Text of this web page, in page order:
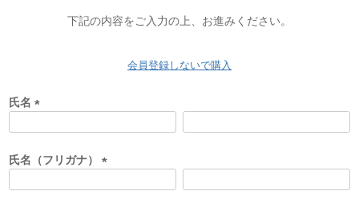
下記の内容をご入力の上、お進みください。
会員登録しないで購入
氏名
須
)
氏名（フリガナ）